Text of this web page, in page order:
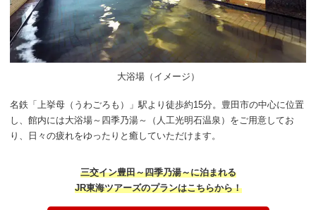
大浴場（イメージ）
名鉄「上挙母（うわごろも）」駅より徒歩約15分。豊田市の中心に位置
し、館内には大浴場～四季乃湯～（人工光明石温泉）をご用意してお
り、日々の疲れをゆったりと癒していただけます。
三交イン豊田～四季乃湯～に泊まれる
JR東海ツアーズのプランはこちらから！